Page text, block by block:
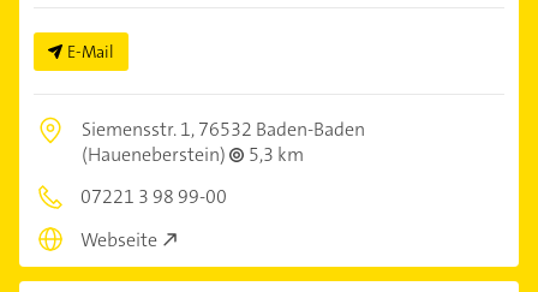
E-Mail
Siemensstr. 1,76532 Baden-Baden
(Haueneberstein)
5,3 km
07221 3 98 99-00
Webseite